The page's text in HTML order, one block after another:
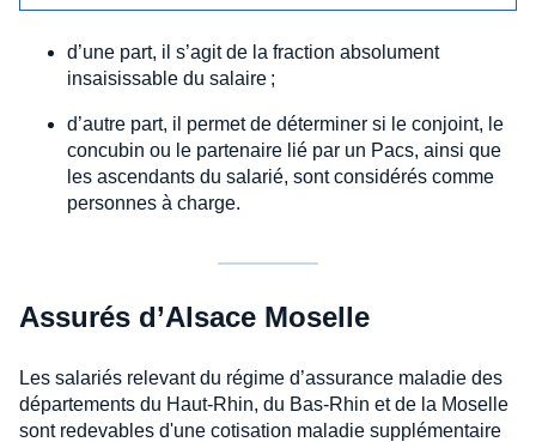
d’une part, il s’agit de la fraction absolument
insaisissable du salaire ;
d’autre part, il permet de déterminer si le conjoint, le
concubin ou le partenaire lié par un Pacs, ainsi que
les ascendants du salarié, sont considérés comme
personnes à charge.
Assurés d’Alsace Moselle
Les salariés relevant du régime d’assurance maladie des
départements du Haut-Rhin, du Bas-Rhin et de la Moselle
sont redevables d'une cotisation maladie supplémentaire